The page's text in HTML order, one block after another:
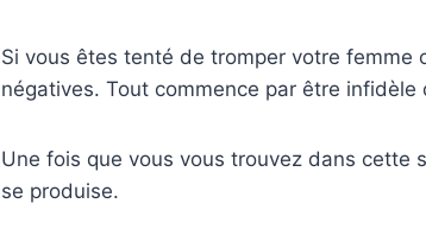
Si vous êtes tenté de tromper votre femme
négatives. Tout commence par être infidèle
Une fois que vous vous trouvez dans cette
se produise.